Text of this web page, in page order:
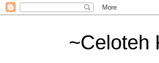
~Celoteh